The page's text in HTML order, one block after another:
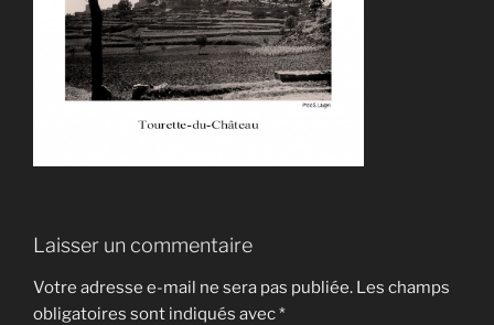
Laisser un commentaire
Votre adresse e-mail ne sera pas publiée. Les champs
obligatoires sont indiqués avec*